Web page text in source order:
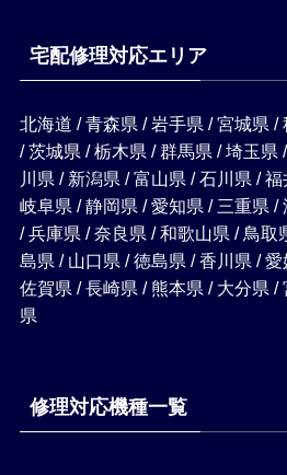
宅配修理対応エリア
北海道 / 青森県 / 岩手県 / 宮城県 /
/ 茨城県 / 栃木県 / 群馬県 / 埼玉県
川県 / 新潟県 / 富山県 / 石川県 /
岐阜県 / 静岡県 / 愛知県 / 三重県 /
/ 兵庫県 / 奈良県 / 和歌山県 / 鳥取
島県 / 山口県 / 徳島県 / 香川県 /
佐賀県 / 長崎県 / 熊本県 / 大分県 /
県
修理対応機種一覧